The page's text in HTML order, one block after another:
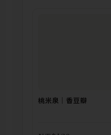
桃米泉｜香豆瓣